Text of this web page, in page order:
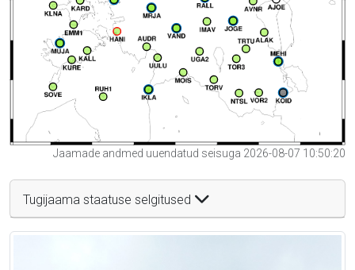
Jaamade andmed uuendatud seisuga 2026-08-07 10:50:20
Tugijaama staatuse selgitused